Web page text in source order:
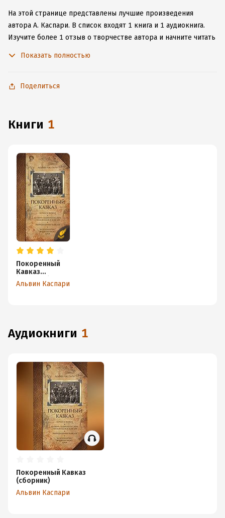
На этой странице представлены лучшие произведения
автора А. Каспари. В список входят 1 книга и 1 аудиокнига.
Изучите более 1 отзыв о творчестве автора и начните читать
без подключения к интернету.
Показать полностью
Поделиться
книги 1
Покоренный
Кавказ
(сборник)
Альвин Каспари
аудиокниги 1
Покоренный Кавказ
(сборник)
Альвин Каспари